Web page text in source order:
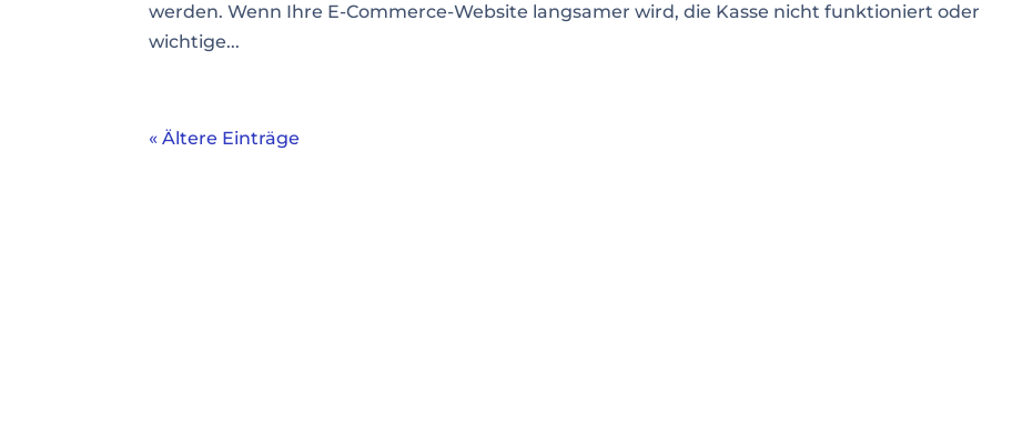
werden. Wenn Ihre E-Commerce-Website langsamer wird, die Kasse nicht funktioniert oder
wichtige...
« Ältere Einträge